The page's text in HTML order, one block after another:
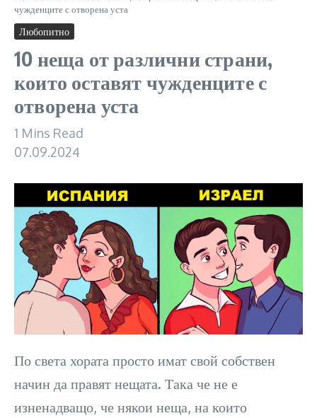
чужденците с отворена уста
Любопитно
10 неща от различни страни,
които оставят чужденците с
отворена уста
1 Mins Read
07.09.2024
По света хората просто имат свой собствен
начин да правят нещата. Така че не е
изненадващо, че някои неща, на които